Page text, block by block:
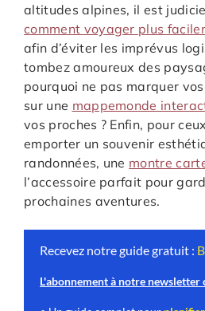
altitudes alpines, il est
comment voyager plus
afin d’éviter les imprévus
tombez amoureux des
pourquoi ne pas marquer
sur une mappemonde
vos proches ? Enfin, pour
emporter un souvenir
randonnées, une montre
l’accessoire parfait pour
prochaines aventures.